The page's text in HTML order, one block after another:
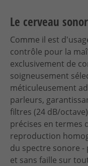
Le cerveau
Comme il est
contrôle pour la
exclusivement de
soigneusement
méticuleusement
parleurs,
filtres (24 dB/
précises en termes
reproduction
du spectre sonore
et sans faille sur